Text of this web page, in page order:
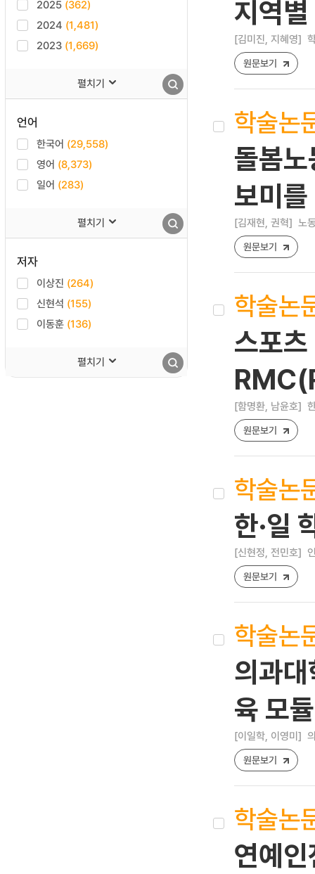
2025 (362)
2024 (1,481)
2023 (1,669)
펼치기
언어
한국어 (29,558)
영어 (8,373)
일어 (283)
펼치기
저자
이상진 (264)
신현석 (155)
이동훈 (136)
펼치기
지역
[김미진, 지혜영]
원문보기
학술논
돌봄
보미
[김재현, 권혁] 노
원문보기
학술논
스포
[함명환, 남윤호]
원문보기
학술논
한·일
[신현정, 전민호]
원문보기
학술논
의과
육 모
[이일학, 이영미]
원문보기
학술논
연예